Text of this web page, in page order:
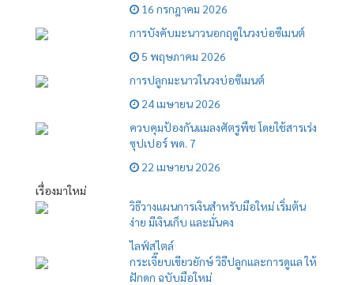
16 กรกฎาคม 2026
การบังคับมะนาวนอกฤดูในวงบ่อซีเมนต์
5 พฤษภาคม 2026
การปลูกมะนาวในวงบ่อซีเมนต์
24 เมษายน 2026
ควบคุมป้องกันแมลงศัตรูพืช โดยใช้สารเร่ง
ซุปเปอร์ พด. 7
22 เมษายน 2026
เรื่องมาใหม่
วิธีวางแผนการเงินสำหรับมือใหม่ เริ่มต้น
ง่าย มีเงินเก็บ และมั่นคง
ไลฟ์สไตล์
กระเจี๊ยบเขียวยักษ์ วิธีปลูกและการดูแล ให้
ฝักดก ฉบับมือใหม่